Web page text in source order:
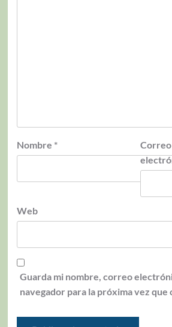
Nombre *
Correo
Web
Guarda mi nombre, correo
navegador para la próxima vez que